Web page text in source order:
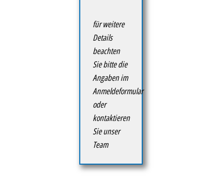
für weitere
Details
beachten
Sie bitte die
Angaben im
Anmeldeformular
oder
kontaktieren
Sie unser
Team